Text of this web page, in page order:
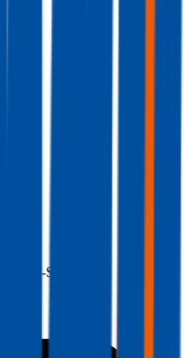
BM-Stufe